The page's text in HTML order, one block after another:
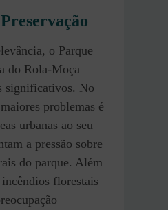
o Parque
do Rola-Moça
significativos. No
problemas é
urbanas ao seu
a pressão sobre
do parque. Além
florestais